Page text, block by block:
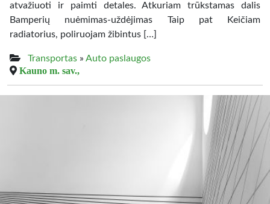
atvažiuoti ir paimti detales. Atkuriam trūkstamas dalis
Bamperių nuėmimas-uždėjimas Taip pat Keičiam
radiatorius, poliruojam žibintus […]
Transportas » Auto paslaugos
Kauno m. sav.,